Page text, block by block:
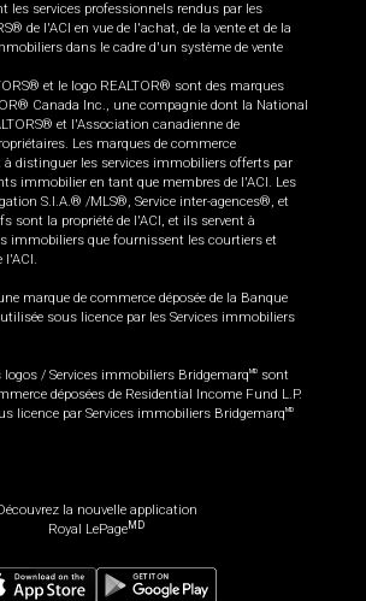
les services professionnels rendus par les
de l'ACI en vue de l'achat, de la vente et de la
dans le cadre d'un système de vente
et le logo REALTOR® sont des marques
Canada Inc., une compagnie dont la National
et l'Association canadienne de
Les marques de commerce
à distinguer les services immobiliers offerts par
immobilier en tant que membres de l'ACI. Les
S.I.A.® /MLS®, Service inter-agences®, et
sont la propriété de l'ACI, et ils servent à
immobiliers que fournissent les courtiers et
l'ACI.
marque de commerce déposée de la Banque
sous licence par les Services immobiliers
logos / Services immobiliers BridgemarqMD
sont
déposées de Residential Income Fund L.P.
licence par Services immobiliers BridgemarqMD
la nouvelle application
Royal LePageMD